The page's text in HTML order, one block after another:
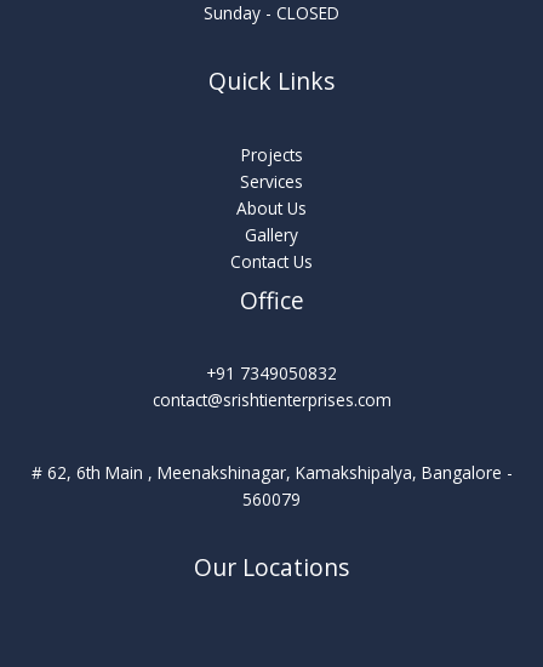
Sunday - CLOSED
Quick Links
Projects
Services
About Us
Gallery
Contact Us
Office
+91 7349050832
contact@srishtienterprises.com
# 62, 6th Main , Meenakshinagar, Kamakshipalya, Bangalore -
560079
Our Locations